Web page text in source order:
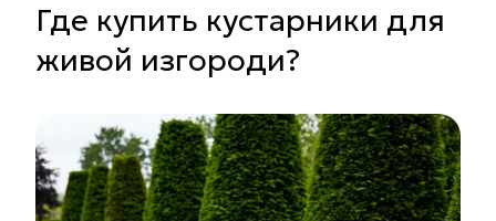
Где купить кустарники для
живой изгороди?